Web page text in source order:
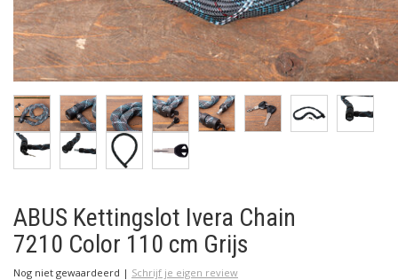
ABUS Kettingslot Ivera Chain
7210 Color 110 cm Grijs
Nog niet gewaardeerd | Schrijf je eigen review